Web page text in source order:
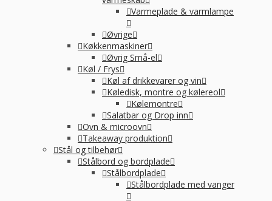
Varmeplade & varmlampe
Øvrige
Køkkenmaskiner
Øvrig Små-el
Køl / Frys
Køl af drikkevarer og vin
Køledisk, montre og kølereol
Kølemontre
Salatbar og Drop inn
Ovn & microovn
Takeaway produktion
Stål og tilbehør
Stålbord og bordplade
Stålbordplade
Stålbordplade med vanger